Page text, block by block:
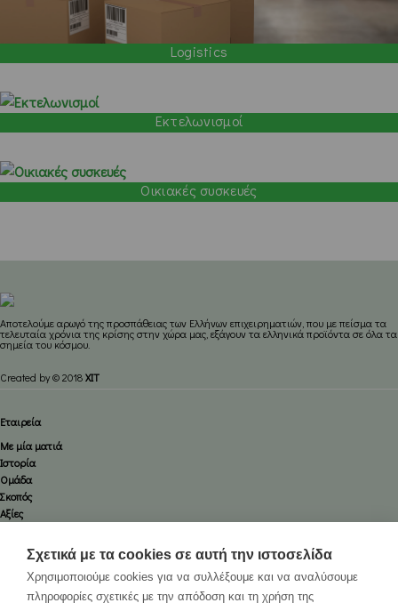
Logistics
Εκτελωνισμοί
Οικιακές συσκευές
Aποτελούμε αρωγό της προσπάθειας των Ελλήνων επιχειρηματιών, που με πείσμα τα
τελευταία χρόνια της κρίσης στην χώρα μας, εξάγουν τα ελληνικά προϊόντα σε όλα τα
σημεία του κόσμου.
Created by © 2018XIT
Εταιρεία
Με μία ματιά
Ιστορία
Ομάδα
Σκοπός
Αξίες
Καριέρα
Υπηρεσίες
Αεροπορικές
Σχετικά με τα cookies σε αυτή την ιστοσελίδα
Χρησιμοποιούμε cookies για να συλλέξουμε και να αναλύσουμε
πληροφορίες σχετικές με την απόδοση και τη χρήση της